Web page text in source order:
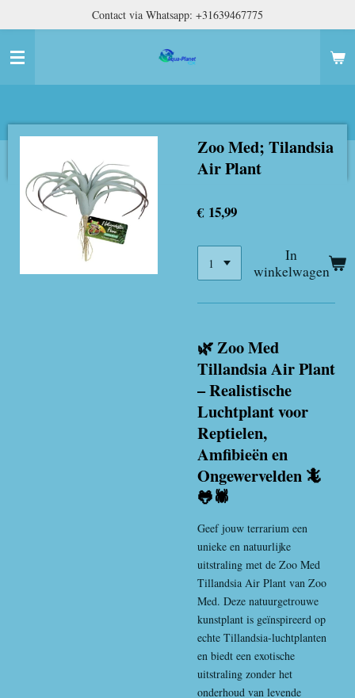
naar
hoofdinhoud
Contact via Whatsapp: +31639467775
Zoo Med; Tilandsia
Air Plant
€ 15,99
In
winkelwagen
🌿 Zoo Med
Tillandsia Air Plant
– Realistische
Luchtplant voor
Reptielen,
Amfibieën en
Ongewervelden 🦎
🐸🕷️
Geef jouw terrarium een
unieke en natuurlijke
uitstraling met de Zoo Med
Tillandsia Air Plant van Zoo
Med. Deze natuurgetrouwe
kunstplant is geïnspireerd op
echte Tillandsia-luchtplanten
en biedt een exotische
uitstraling zonder het
onderhoud van levende